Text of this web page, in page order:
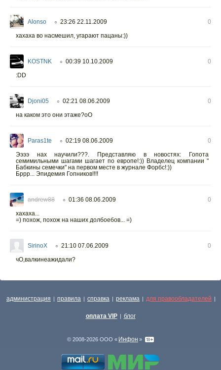
Alonso ○ 23:26 22.11.2009
0
хахаха во насмешил, угарают пацаны:))
KOSTNK ○ 00:39 10.10.2009
0
:DD
Djoni05 ○ 02:21 08.06.2009
0
на каком это они этаже?оО
Paras1te ○ 02:19 08.06.2009
0
Ээээ нах научили???. Представляю в новостях: Гопота
семимильными шагами шагает по европе!:)) Владелец компании "
Бабкины семечки" на первом месте в журнале Форбс!:))
Бррр... Эпидемия Гопников!!!!
andrew88 ○ 01:36 08.06.2009
0
хахаха...
=) похож, похож на наших долбоебов... =)
SirinoX ○ 21:10 07.06.2009
0
чО,валкинеажидали?
администрация | правила | справка | реклама | для правообладателей |
оплата VIP | блог
© 2008-2026 ООО « Инфон »